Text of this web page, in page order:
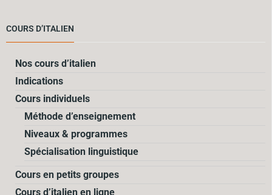
COURS D’ITALIEN
Nos cours d’italien
Indications
Cours individuels
Méthode d’enseignement
Niveaux & programmes
Spécialisation linguistique
Cours en petits groupes
Cours d’italien en ligne